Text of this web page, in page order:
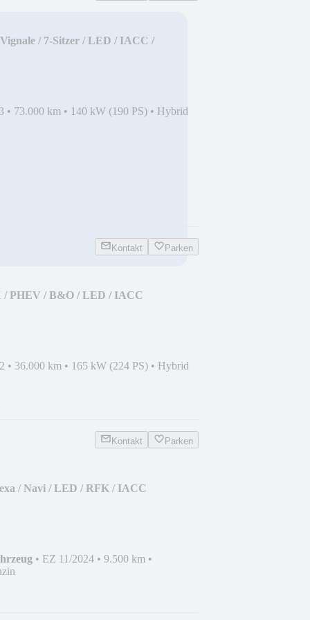
/ 7-Sitzer / LED / IACC /
• 73.000 km • 140 kW (190 PS) • Hybrid
Kontakt Parken
/ PHEV / B&O / LED / IACC
• 36.000 km • 165 kW (224 PS) • Hybrid
Kontakt Parken
/ Navi / LED / RFK / IACC
• EZ 11/2024 • 9.500 km •